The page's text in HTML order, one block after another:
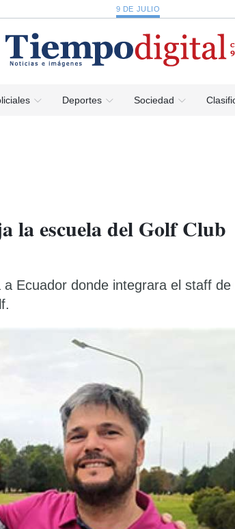
9 DE JULIO
Deportes Sociedad
la escuela del Golf Club
Ecuador donde integrara el staff de